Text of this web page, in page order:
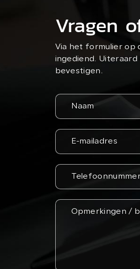
Vragen
Via het formulier op
ingediend. Uiteraard
bevestigen.